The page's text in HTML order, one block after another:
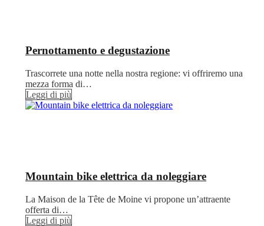
Pernottamento e degustazione
Trascorrete una notte nella nostra regione: vi offriremo una
mezza forma di…
Leggi di più
Mountain bike elettrica da noleggiare
La Maison de la Tête de Moine vi propone un’attraente
offerta di…
Leggi di più